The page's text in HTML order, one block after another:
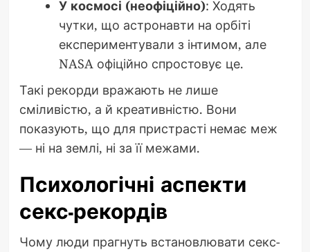
У космосі (неофіційно): Ходять
чутки, що астронавти на орбіті
експериментували з інтимом, але
NASA офіційно спростовує це.
Такі рекорди вражають не лише
сміливістю, а й креативністю. Вони
показують, що для пристрасті немає меж
— ні на землі, ні за її межами.
Психологічні аспекти
секс-рекордів
Чому люди прагнуть встановлювати секс-